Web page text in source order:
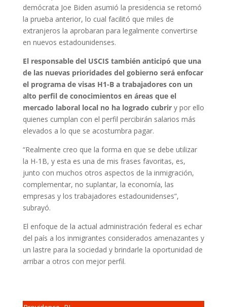
demócrata Joe Biden asumió la presidencia se retomó
la prueba anterior, lo cual facilitó que miles de
extranjeros la aprobaran para legalmente convertirse
en nuevos estadounidenses.
El responsable del USCIS también anticipó que una
de las nuevas prioridades del gobierno será enfocar
el programa de visas H1-B a trabajadores con un
alto perfil de conocimientos en áreas que el
mercado laboral local no ha logrado cubriry por ello
quienes cumplan con el perfil percibirán salarios más
elevados a lo que se acostumbra pagar.
“Realmente creo que la forma en que se debe utilizar
la H-1B, y esta es una de mis frases favoritas, es,
junto con muchos otros aspectos de la inmigración,
complementar, no suplantar, la economía, las
empresas y los trabajadores estadounidenses”,
subrayó.
El enfoque de la actual administración federal es echar
del país a los inmigrantes considerados amenazantes y
un lastre para la sociedad y brindarle la oportunidad de
arribar a otros con mejor perfil.